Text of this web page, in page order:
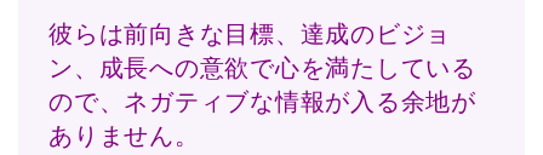
彼らは前向きな目標、達成のビジョ
ン、成長への意欲で心を満たしている
ので、ネガティブな情報が入る余地が
ありません。